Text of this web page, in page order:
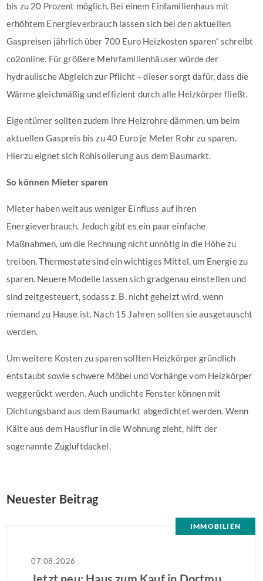
bis zu 20 Prozent möglich. Bei einem Einfamilienhaus mit
erhöhtem Energieverbrauch lassen sich bei den aktuellen
Gaspreisen jährlich über 700 Euro Heizkosten sparen“ schreibt
co2online. Für größere Mehrfamilienhäuser würde der
hydraulische Abgleich zur Pflicht – dieser sorgt dafür, dass die
Wärme gleichmäßig und effizient durch alle Heizkörper fließt.
Eigentümer sollten zudem ihre Heizrohre dämmen, um beim
aktuellen Gaspreis bis zu 40 Euro je Meter Rohr zu sparen.
Hierzu eignet sich Rohisolierung aus dem Baumarkt.
So können Mieter sparen
Mieter haben weitaus weniger Einfluss auf ihren
Energieverbrauch. Jedoch gibt es ein paar einfache
Maßnahmen, um die Rechnung nicht unnötig in die Höhe zu
treiben. Thermostate sind ein wichtiges Mittel, um Energie zu
sparen. Neuere Modelle lassen sich gradgenau einstellen und
sind zeitgesteuert, sodass z. B. nicht geheizt wird, wenn
niemand zu Hause ist. Nach 15 Jahren sollten sie ausgetauscht
werden.
Um weitere Kosten zu sparen sollten Heizkörper gründlich
entstaubt sowie schwere Möbel und Vorhänge vom Heizkörper
weggerückt werden. Auch undichte Fenster können mit
Dichtungsband aus dem Baumarkt abgedichtet werden. Wenn
Kälte aus dem Hausflur in die Wohnung zieht, hilft der
sogenannte Zugluftdackel.
Neuester Beitrag
IMMOBILIEN
07.08.2026